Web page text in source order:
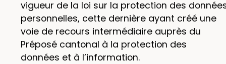
vigueur de la loi sur la protection des
personnelles, cette dernière ayant créé une
voie de recours intermédiaire auprès du
Préposé cantonal à la protection des
données et à l’information.